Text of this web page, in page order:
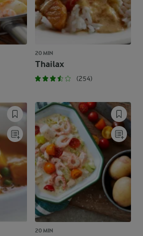
20 MIN
Thailax
(254)
20 MIN